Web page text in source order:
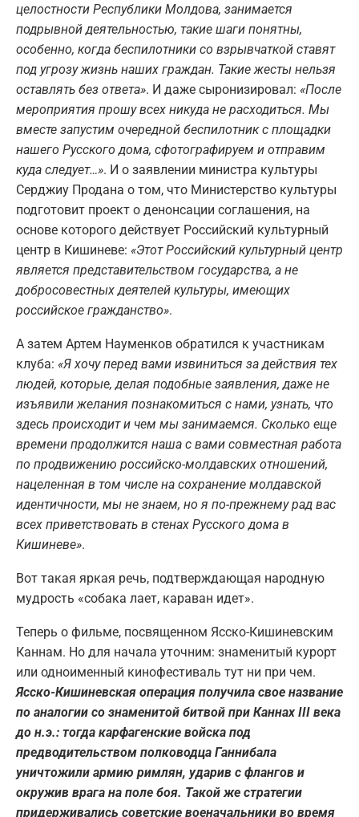
целостности Республики Молдова, занимается
подрывной деятельностью, такие шаги понятны,
особенно, когда беспилотники со взрывчаткой ставят
под угрозу жизнь наших граждан. Такие жесты нельзя
оставлять без ответа». И даже сыронизировал: «После
мероприятия прошу всех никуда не расходиться. Мы
вместе запустим очередной беспилотник с площадки
нашего Русского дома, сфотографируем и отправим
куда следует…». И о заявлении министра культуры
Серджиу Продана о том, что Министерство культуры
подготовит проект о денонсации соглашения, на
основе которого действует Российский культурный
центр в Кишиневе: «Этот Российский культурный центр
является представительством государства, а не
добросовестных деятелей культуры, имеющих
российское гражданство».
А затем Артем Науменков обратился к участникам
клуба: «Я хочу перед вами извиниться за действия тех
людей, которые, делая подобные заявления, даже не
изъявили желания познакомиться с нами, узнать, что
здесь происходит и чем мы занимаемся. Сколько еще
времени продолжится наша с вами совместная работа
по продвижению российско-молдавских отношений,
нацеленная в том числе на сохранение молдавской
идентичности, мы не знаем, но я по-прежнему рад вас
всех приветствовать в стенах Русского дома в
Кишиневе».
Вот такая яркая речь, подтверждающая народную
мудрость «собака лает, караван идет».
Теперь о фильме, посвященном Ясско-Кишиневским
Каннам. Но для начала уточним: знаменитый курорт
или одноименный кинофестиваль тут ни при чем.
Ясско-Кишиневская операция получила свое название
по аналогии со знаменитой битвой при Каннах III века
до н.э.: тогда карфагенские войска под
предводительством полководца Ганнибала
уничтожили армию римлян, ударив с флангов и
окружив врага на поле боя. Такой же стратегии
придерживались советские военачальники во время